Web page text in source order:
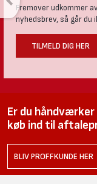
håndværker.
Er du håndværker
køb ind til
BLIV PROFFKUNDE HER